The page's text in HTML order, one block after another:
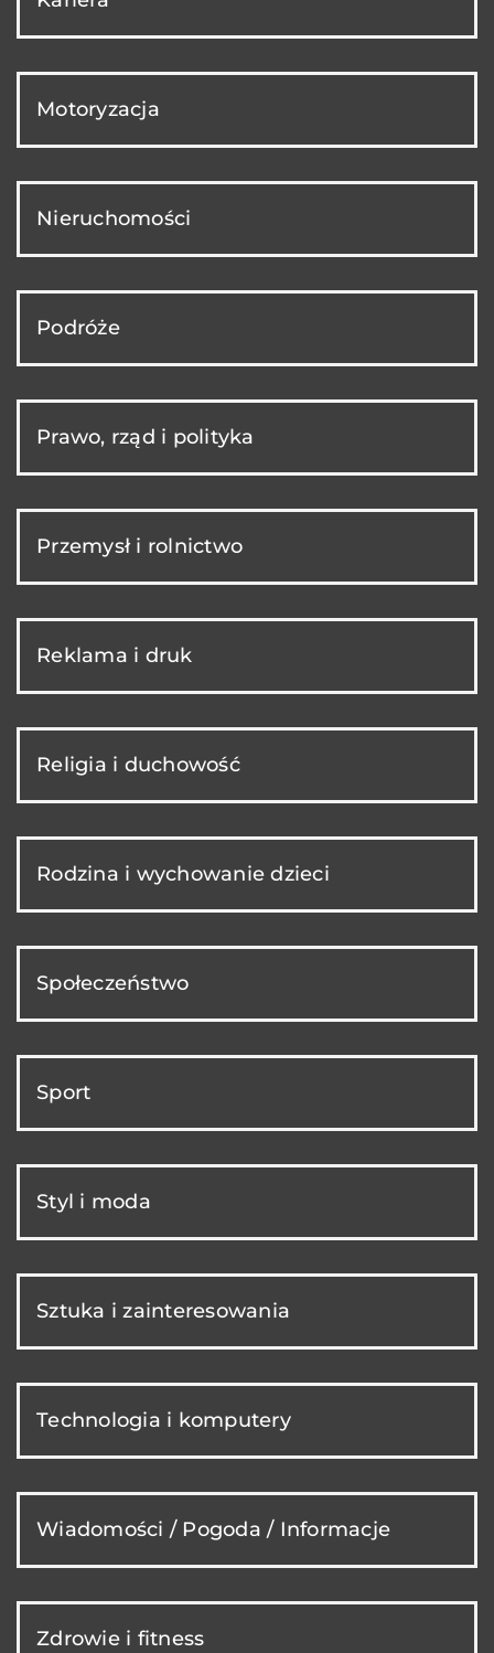
Motoryzacja
Nieruchomości
Podróże
Prawo, rząd i polityka
Przemysł i rolnictwo
Reklama i druk
Religia i duchowość
Rodzina i wychowanie dzieci
Społeczeństwo
Sport
Styl i moda
Sztuka i zainteresowania
Technologia i komputery
Wiadomości / Pogoda / Informacje
Zdrowie i fitness